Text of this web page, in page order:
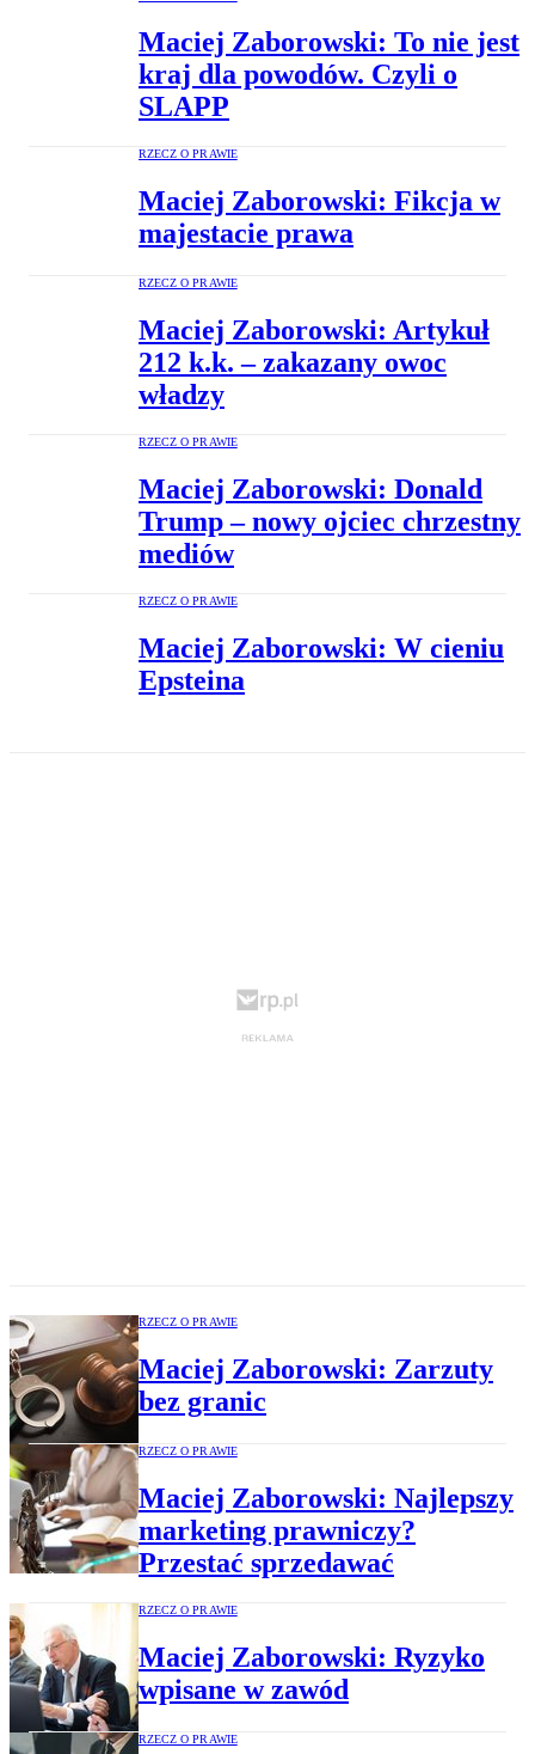
Maciej Zaborowski: To nie jest
kraj dla powodów. Czyli o
SLAPP
RZECZ O PRAWIE
Maciej Zaborowski: Fikcja w
majestacie prawa
RZECZ O PRAWIE
Maciej Zaborowski: Artykuł
212 k.k. – zakazany owoc
władzy
RZECZ O PRAWIE
Maciej Zaborowski: Donald
Trump – nowy ojciec chrzestny
mediów
RZECZ O PRAWIE
Maciej Zaborowski: W cieniu
Epsteina
RZECZ O PRAWIE
Maciej Zaborowski: Zarzuty
bez granic
RZECZ O PRAWIE
Maciej Zaborowski: Najlepszy
marketing prawniczy?
Przestać sprzedawać
RZECZ O PRAWIE
Maciej Zaborowski: Ryzyko
wpisane w zawód
RZECZ O PRAWIE